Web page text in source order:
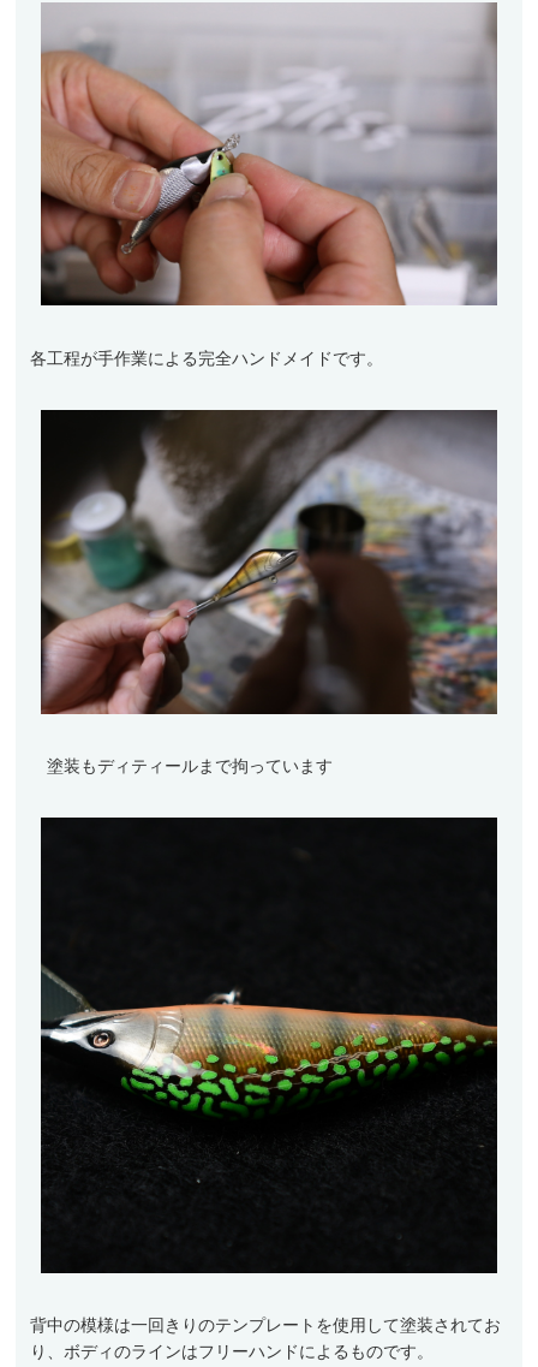
各工程が手作業による完全ハンドメイドです。
塗装もディティールまで拘っています
背中の模様は一回きりのテンプレートを使用して塗装されてお
り、ボディのラインはフリーハンドによるものです。